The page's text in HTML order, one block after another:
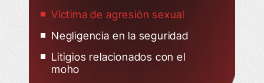
Víctima de agresión sexual
Negligencia en la seguridad
Litigios relacionados con el
moho